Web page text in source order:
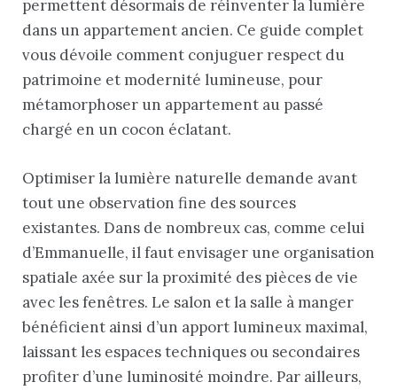
permettent désormais de réinventer la lumière
dans un appartement ancien. Ce guide complet
vous dévoile comment conjuguer respect du
patrimoine et modernité lumineuse, pour
métamorphoser un appartement au passé
chargé en un cocon éclatant.
Optimiser la lumière naturelle demande avant
tout une observation fine des sources
existantes. Dans de nombreux cas, comme celui
d’Emmanuelle, il faut envisager une organisation
spatiale axée sur la proximité des pièces de vie
avec les fenêtres. Le salon et la salle à manger
bénéficient ainsi d’un apport lumineux maximal,
laissant les espaces techniques ou secondaires
profiter d’une luminosité moindre. Par ailleurs,